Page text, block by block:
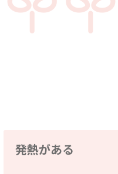
発熱がある